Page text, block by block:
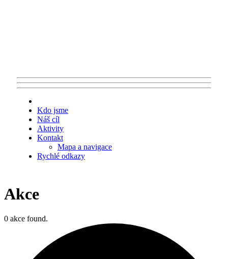
Kdo jsme
Náš cíl
Aktivity
Kontakt
Mapa a navigace
Rychlé odkazy
Akce
0 akce found.